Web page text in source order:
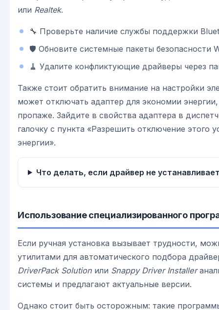
или Realtek.
🔧 Проверьте наличие службы поддержки
🛡️ Обновите системные пакеты безопасности
🧹 Удалите конфликтующие драйверы через
Также стоит обратить внимание на настройки
может отключать адаптер для экономии
пропаже. Зайдите в свойства адаптера в
галочку с пункта «Разрешить отключение этого
энергии».
Что делать, если драйвер не
Использование специализированного
Если ручная установка вызывает трудности,
утилитами для автоматического подбора
DriverPack Solution или Snappy Driver Installer
системы и предлагают актуальные версии.
Однако стоит быть осторожным: такие